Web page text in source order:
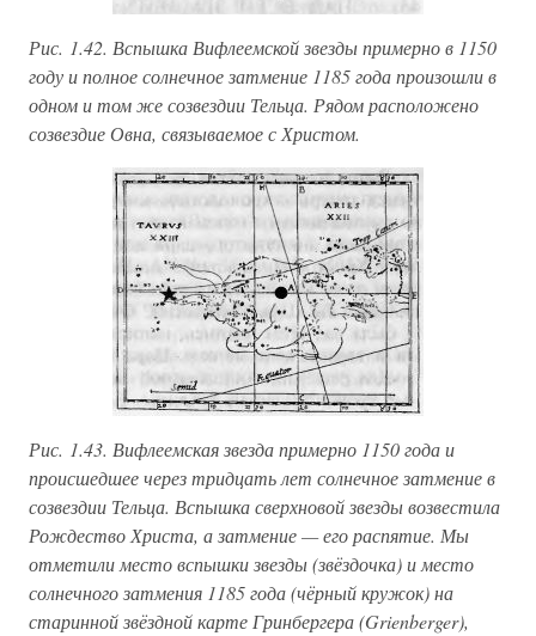
Рис. 1.42. Вспышка Вифлеемской звезды примерно в 1150
году и полное солнечное затмение 1185 года произошли в
одном и том же созвездии Тельца. Рядом расположено
созвездие Овна, связываемое с Христом.
Рис. 1.43. Вифлеемская звезда примерно 1150 года и
происшедшее через тридцать лет солнечное затмение в
созвездии Тельца. Вспышка сверхновой звезды возвестила
Рождество Христа, а затмение — его распятие. Мы
отметили место вспышки звезды (звёздочка) и место
солнечного затмения 1185 года (чёрный кружок) на
старинной звёздной карте Гринбергера (Grienberger),